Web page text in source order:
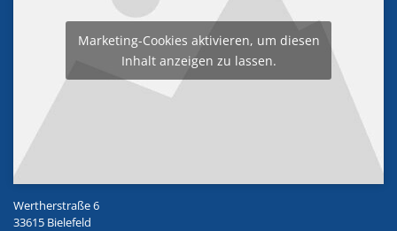
Marketing-Cookies aktivieren, um diesen
Inhalt anzeigen zu lassen.
Wertherstraße 6
33615 Bielefeld